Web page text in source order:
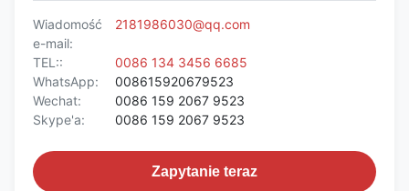
Wiadomość
e-mail:
2181986030@qq.com
TEL::
0086 134 3456 6685
WhatsApp:
008615920679523
Wechat:
0086 159 2067 9523
Skype'a:
0086 159 2067 9523
Zapytanie teraz